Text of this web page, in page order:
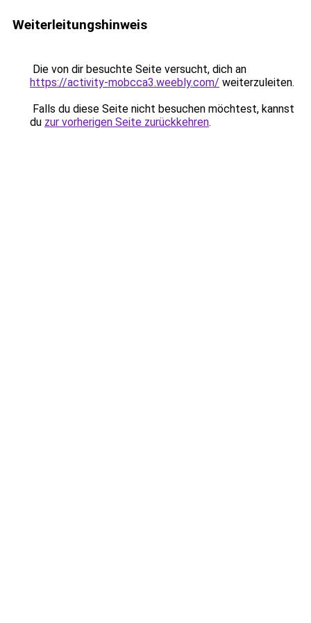
Weiterleitungshinweis
Die von dir besuchte Seite versucht, dich an
https://activity-mobcca3.weebly.com/ weiterzuleiten.
Falls du diese Seite nicht besuchen möchtest, kannst
du zur vorherigen Seite zurückkehren.